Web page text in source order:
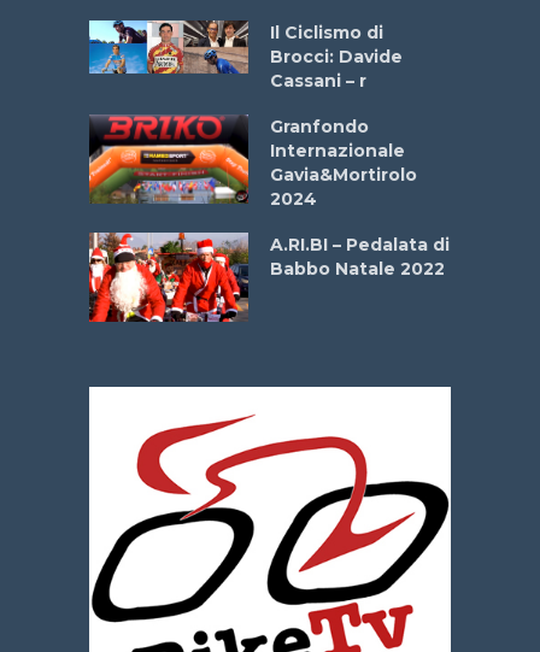
Il Ciclismo di
Brocci: Davide
Cassani – r
Granfondo
Internazionale
Gavia&Mortirolo
2024
A.RI.BI – Pedalata di
Babbo Natale 2022